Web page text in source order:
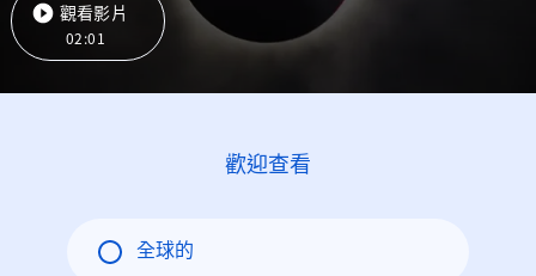
觀看影片
02:01
歡迎查看
全球的